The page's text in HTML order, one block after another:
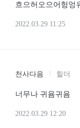
흐으허오으어헝엉
2022.03.29 11:25
천사다음 힐더
너무나 귀욤귀욤
2022.03.29 12:20